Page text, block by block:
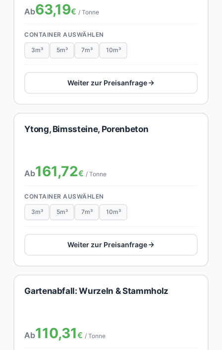
Ab63,19€ / Tonne
CONTAINER AUSWÄHLEN
3m³ 5m³ 7m³ 10m³
Weiter zur Preisanfrage
Ytong, Bimssteine, Porenbeton
Ab161,72€ / Tonne
CONTAINER AUSWÄHLEN
3m³ 5m³ 7m³ 10m³
Weiter zur Preisanfrage
Gartenabfall: Wurzeln & Stammholz
Ab110,31€ / Tonne